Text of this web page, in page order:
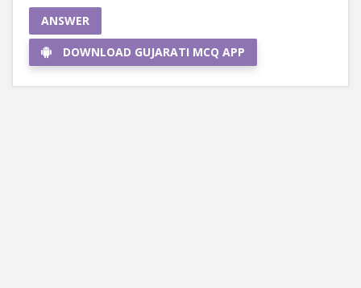
ANSWER
DOWNLOAD GUJARATI MCQ APP